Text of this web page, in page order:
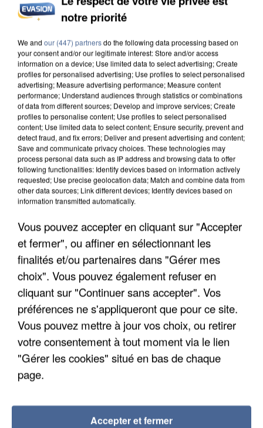
L’UN DES FONDATEURS SUPPOSÉS DE LA DZ
MAFIA INTERPELLÉ EN ALGÉRIE
UN SECOND CADRE DE LA DZ MAFIA
INTERPELLÉ EN ALGÉRIE
notre priorité
We and our (447) partnersdo the following data processing based on
your consent and/or our legitimate interest: Store and/or access
information on a device; Use limited data to select advertising; Create
profiles for personalised advertising; Use profiles to select personalised
advertising; Measure advertising performance; Measure content
performance; Understand audiences through statistics or combinations
of data from different sources; Develop and improve services; Create
profiles to personalise content; Use profiles to select personalised
content; Use limited data to select content; Ensure security, prevent and
detect fraud, and fix errors; Deliver and present advertising and content;
Save and communicate privacy choices. These technologies may
process personal data such as IP address and browsing data to offer
following functionalities: Identify devices based on information actively
requested; Use precise geolocation data; Match and combine data from
other data sources; Link different devices; Identify devices based on
information transmitted automatically.
Vous pouvez accepter en cliquant sur "Accepter
et fermer", ou affiner en sélectionnant les
finalités et/ou partenaires dans "Gérer mes
choix". Vous pouvez également refuser en
cliquant sur "Continuer sans accepter". Vos
préférences ne s'appliqueront que pour ce site.
Vous pouvez mettre à jour vos choix, ou retirer
votre consentement à tout moment via le lien
"Gérer les cookies" situé en bas de chaque
page.
Accepter et fermer